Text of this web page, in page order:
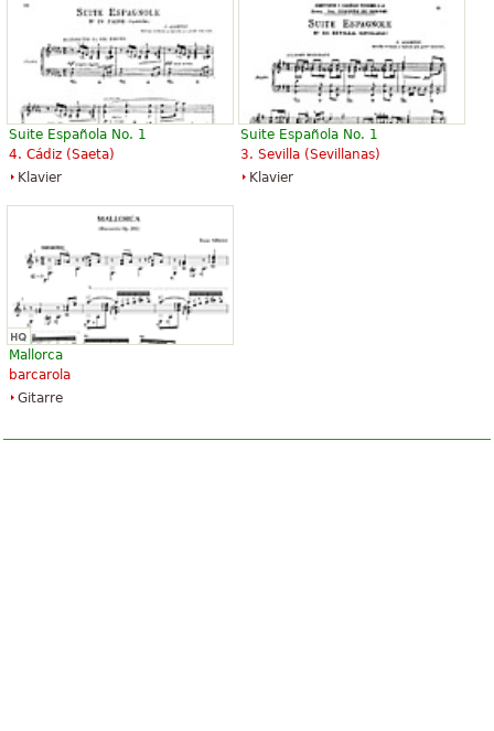
Suite Española No. 1
4. Cádiz (Saeta)
Klavier
Suite Española No. 1
3. Sevilla (Sevillanas)
Klavier
Mallorca
barcarola
Gitarre